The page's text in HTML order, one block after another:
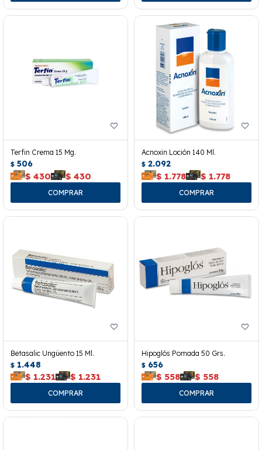
Terfin Crema 15 Mg.
$ 506
$ 430 $ 430
Acnoxin Loción 140 Ml.
$ 2.092
$ 1.778 $ 1.778
Betasalic Ungüento 15 Ml.
$ 1.448
$ 1.231 $ 1.231
Hipoglós Pomada 50 Grs.
$ 656
$ 558 $ 558